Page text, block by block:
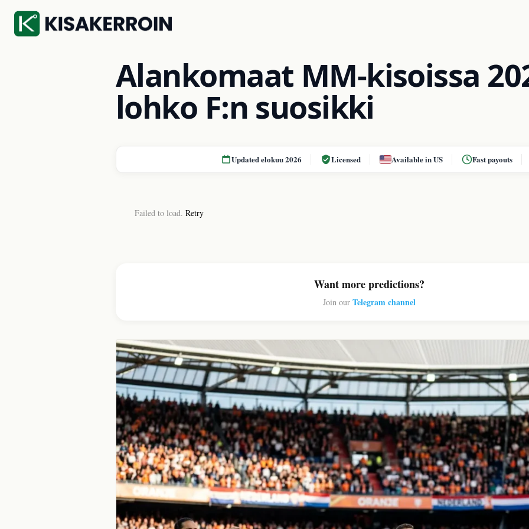
Alankomaat MM-kisoissa
lohko F:n suosikki
Updated elokuu 2026 Licensed Available in US Fast payouts
Failed to load. Retry
Want more predictions?
Join our Telegram channel